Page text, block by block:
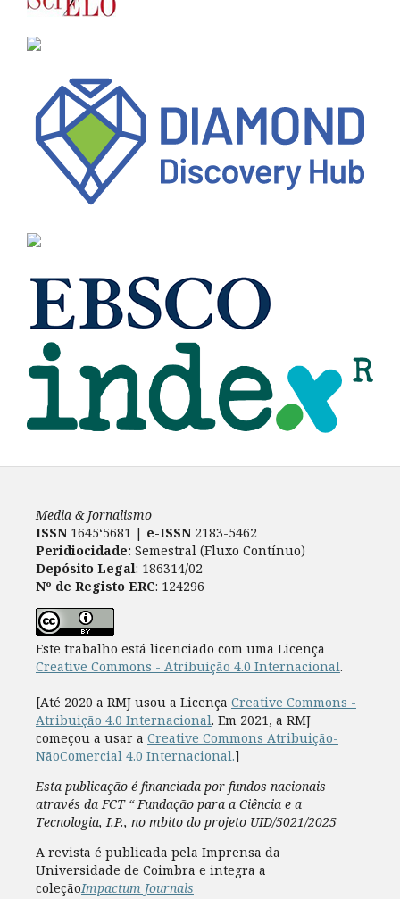
Media & Jornalismo
ISSN 1645‘5681 | e-ISSN2183-5462
Peridiocidade: Semestral (Fluxo Contínuo)
Depósito Legal: 186314/02
Nº de Registo ERC: 124296
Este trabalho está licenciado com uma Licença
Creative Commons - Atribuição 4.0 Internacional.
[Até 2020 a RMJ usou a Licença Creative Commons -
Atribuição 4.0 Internacional. Em 2021, a RMJ
começou a usar a Creative Commons Atribuição-
NãoComercial 4.0 Internacional.]
Esta publicação é financiada por fundos nacionais
através da FCT “ Fundação para a Ciência e a
Tecnologia, I.P., no mbito do projeto UID/5021/2025
A revista é publicada pela Imprensa da
Universidade de Coimbra e integra a
coleçãoImpactum Journals